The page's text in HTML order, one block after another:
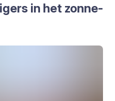
in het zon­ne­